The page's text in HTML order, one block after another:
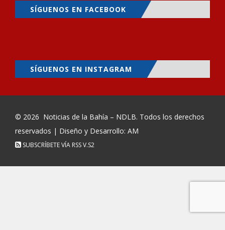
SÍGUENOS EN FACEBOOK
SÍGUENOS EN INSTAGRAM
© 2026 Noticias de la Bahía – NDLB. Todos los derechos
reservados | Diseño y Desarrollo: AM
SUBSCRÍBETE VÍA RSSV.S2